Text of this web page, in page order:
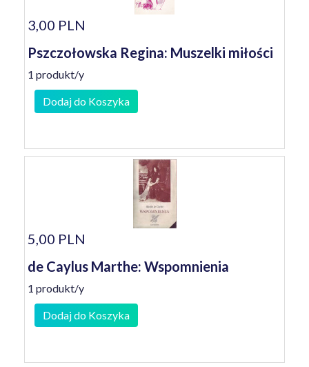
3,00 PLN
Pszczołowska Regina: Muszelki miłości
1 produkt/y
Dodaj do Koszyka
5,00 PLN
de Caylus Marthe: Wspomnienia
1 produkt/y
Dodaj do Koszyka